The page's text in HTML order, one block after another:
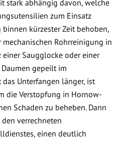
stark abhängig davon, welche
zum Einsatz
kürzester Zeit behoben,
Rohrreinigung in
Saugglocke oder einer
gepeilt im
Unterfangen länger, ist
die Verstopfung in Hornow-
Schaden zu beheben. Dann
verrechneten
einen deutlich